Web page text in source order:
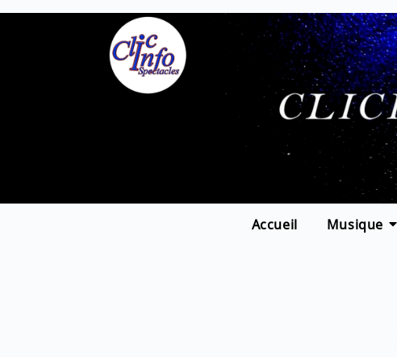
Accueil Musique